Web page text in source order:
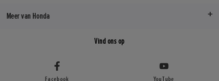
Meer van Honda
Vind ons op
Facebook YouTube